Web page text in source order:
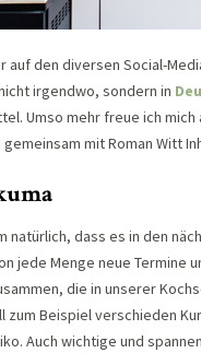
auf den diversen Social-
irgendwo, sondern in
Umso mehr freue ich
mit Roman Witt
natürlich, dass es in den
jede Menge neue
die in unserer
Beispiel verschieden
Auch wichtige und